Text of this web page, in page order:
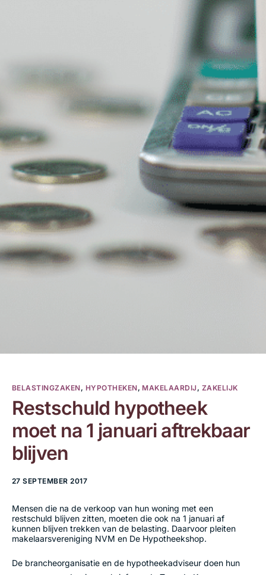
BELASTINGZAKEN, HYPOTHEKEN,MAKELAARDIJ , ZAKELIJK
Restschuld hypotheek
moet na 1 januari aftrekbaar
blijven
27 SEPTEMBER 2017
Mensen die na de verkoop van hun woning met een
restschuld blijven zitten, moeten die ook na 1 januari af
kunnen blijven trekken van de belasting. Daarvoor pleiten
makelaarsvereniging NVM en De Hypotheekshop.
De brancheorganisatie en de hypotheekadviseur doen hun